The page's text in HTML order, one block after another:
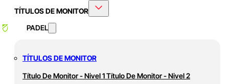
TÍTULOS DE MONITOR
PADEL
TÍTULOS DE MONITOR
Título De Monitor - Nivel 1Título De Monitor - Nivel 2